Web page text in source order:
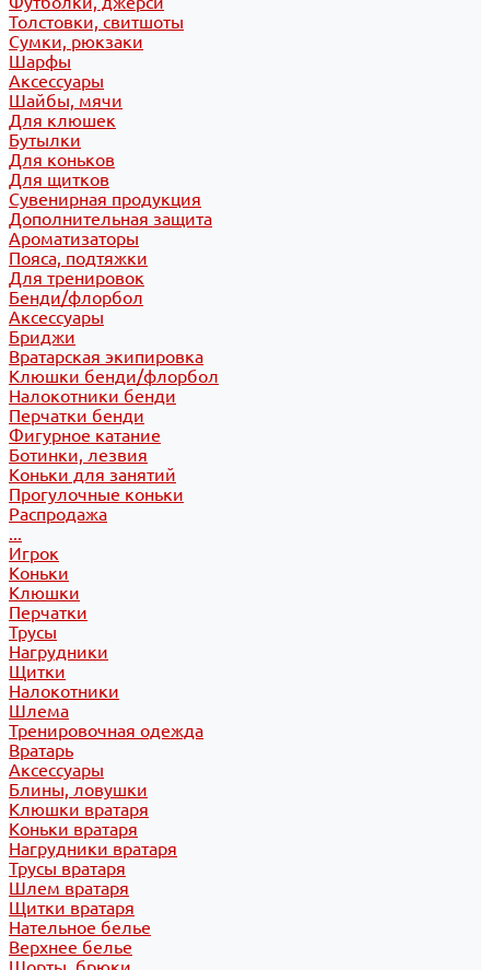
Толстовки, свитшоты
Сумки, рюкзаки
Шарфы
Аксессуары
Шайбы, мячи
Для клюшек
Бутылки
Для коньков
Для щитков
Сувенирная продукция
Дополнительная защита
Ароматизаторы
Пояса, подтяжки
Для тренировок
Бенди/флорбол
Аксессуары
Бриджи
Вратарская экипировка
Клюшки бенди/флорбол
Налокотники бенди
Перчатки бенди
Фигурное катание
Ботинки, лезвия
Коньки для занятий
Прогулочные коньки
Распродажа
...
Игрок
Коньки
Клюшки
Перчатки
Трусы
Нагрудники
Щитки
Налокотники
Шлема
Тренировочная одежда
Вратарь
Аксессуары
Блины, ловушки
Клюшки вратаря
Коньки вратаря
Нагрудники вратаря
Трусы вратаря
Шлем вратаря
Щитки вратаря
Нательное белье
Верхнее белье